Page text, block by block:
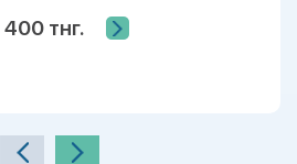
400 тнг.